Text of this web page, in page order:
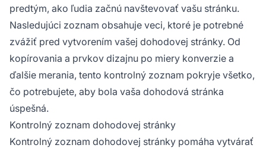
predtým, ako ľudia začnú navštevovať vašu stránku.
Nasledujúci zoznam obsahuje veci, ktoré je potrebné
zvážiť pred vytvorením vašej dohodovej stránky. Od
kopírovania a prvkov dizajnu po miery konverzie a
ďalšie merania, tento kontrolný zoznam pokryje všetko,
čo potrebujete, aby bola vaša dohodová stránka
úspešná.
Kontrolný zoznam dohodovej stránky
Kontrolný zoznam dohodovej stránky pomáha vytvárať